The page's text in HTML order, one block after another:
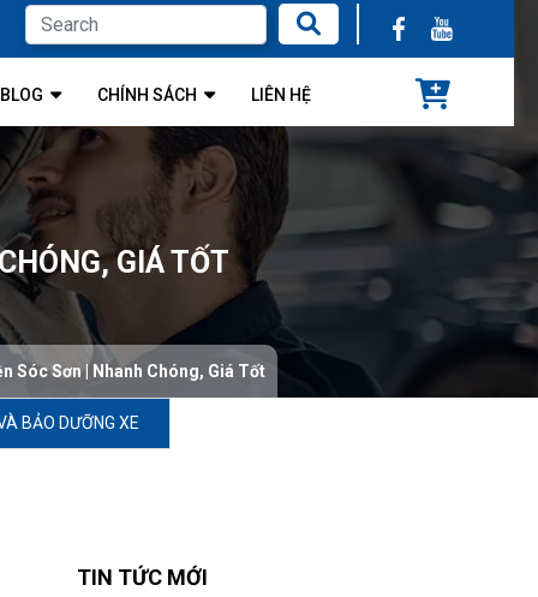
BLOG CHÍNH SÁCH LIÊN HỆ
GIÁ TỐT
Sóc Sơn | Nhanh Chóng, Giá Tốt
BẢO DƯỠNG XE
TIN TỨC MỚI